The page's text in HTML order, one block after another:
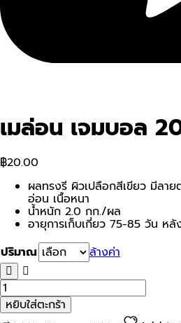
เมล่อน เจมบอล
฿20.00
ผลทรงรี ผิวเปลือกสีเขียว มีลาย
อ่อน เนื้อหนา
น้ำหนัก 2.0 กก./ผล
อายุการเก็บเกี่ยว 75-85 วัน ห
ปริมาณ
ล้างค่า
จำนวน
เม
ล่อน
หยิบใส่ตะกร้า